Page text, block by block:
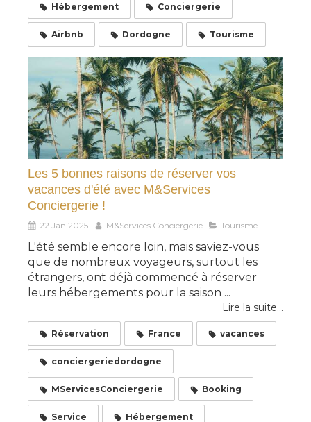
Hébergement Conciergerie
Airbnb Dordogne Tourisme
Les 5 bonnes raisons de réserver vos
vacances d'été avec M&Services
Conciergerie !
22 Jan 2025 M&Services Conciergerie Tourisme
L'été semble encore loin, mais saviez-vous
que de nombreux voyageurs, surtout les
étrangers, ont déjà commencé à réserver
leurs hébergements pour la saison ...
Lire la suite...
Réservation France vacances
conciergeriedordogne
MServicesConciergerie Booking
Service Hébergement